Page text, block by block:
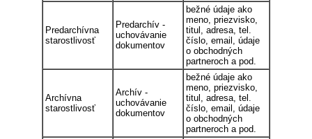
Predarchívna
starostlivosť
Predarchív -
uchovávanie
dokumentov
bežné údaje ako
meno, priezvisko,
titul, adresa, tel.
číslo, email, údaje
o obchodných
partneroch a pod.
Archívna
starostlivosť
Archív -
uchovávanie
dokumentov
bežné údaje ako
meno, priezvisko,
titul, adresa, tel.
číslo, email, údaje
o obchodných
partneroch a pod.